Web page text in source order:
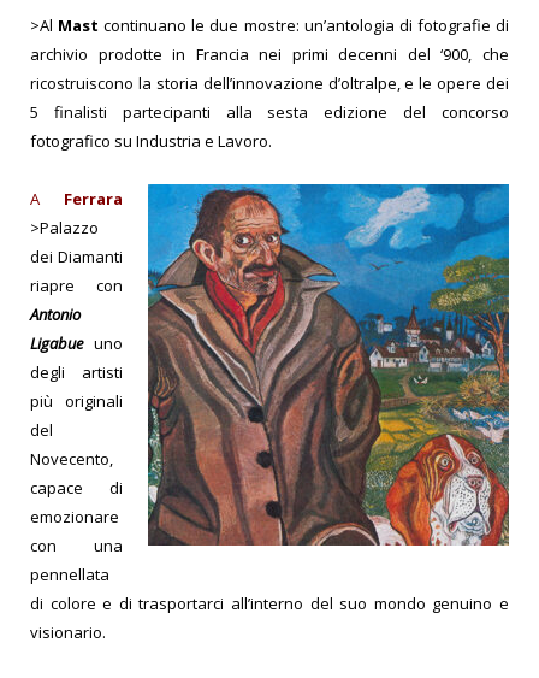
>Al Mast continuano le due mostre: un’antologia di fotografie di
archivio prodotte in Francia nei primi decenni del ‘900, che
ricostruiscono la storia dell’innovazione d’oltralpe, e le opere dei
5 finalisti partecipanti alla sesta edizione del concorso
fotografico su Industria e Lavoro.
A Ferrara
>Palazzo
dei Diamanti
riapre con
Antonio
Ligabueuno
degli artisti
più originali
del
Novecento,
capace di
emozionare
con una
pennellata
di colore e di trasportarci all’interno del suo mondo genuino e
visionario.